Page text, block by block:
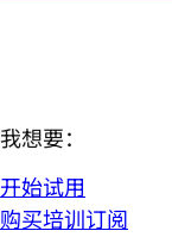
我想要：
开始试用
购买培训订阅